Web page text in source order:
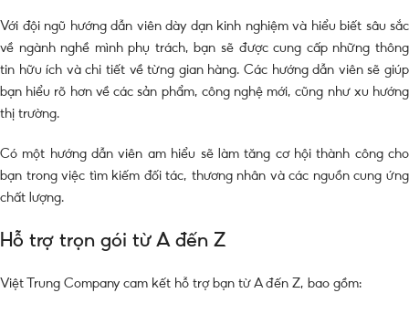
Với đội ngũ hướng dẫn viên dày dạn kinh nghiệm và hiểu biết sâu sắc
về ngành nghề mình phụ trách, bạn sẽ được cung cấp những thông
tin hữu ích và chi tiết về từng gian hàng. Các hướng dẫn viên sẽ giúp
bạn hiểu rõ hơn về các sản phẩm, công nghệ mới, cũng như xu hướng
thị trường.
Có một hướng dẫn viên am hiểu sẽ làm tăng cơ hội thành công cho
bạn trong việc tìm kiếm đối tác, thương nhân và các nguồn cung ứng
chất lượng.
Hỗ trợ trọn gói từ A đến Z
Việt Trung Company cam kết hỗ trợ bạn từ A đến Z, bao gồm: